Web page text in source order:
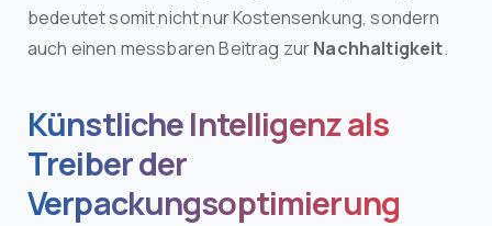
bedeutet somit nicht nur Kostensenkung, sondern
auch einen messbaren Beitrag zurNachhaltigkeit.
Künstliche Intelligenz als
Treiber der
Verpackungsoptimierung